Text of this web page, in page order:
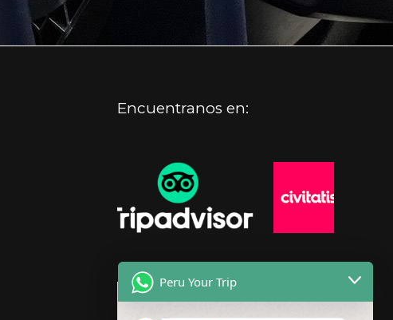
Encuentranos en:
Peru Your Trip